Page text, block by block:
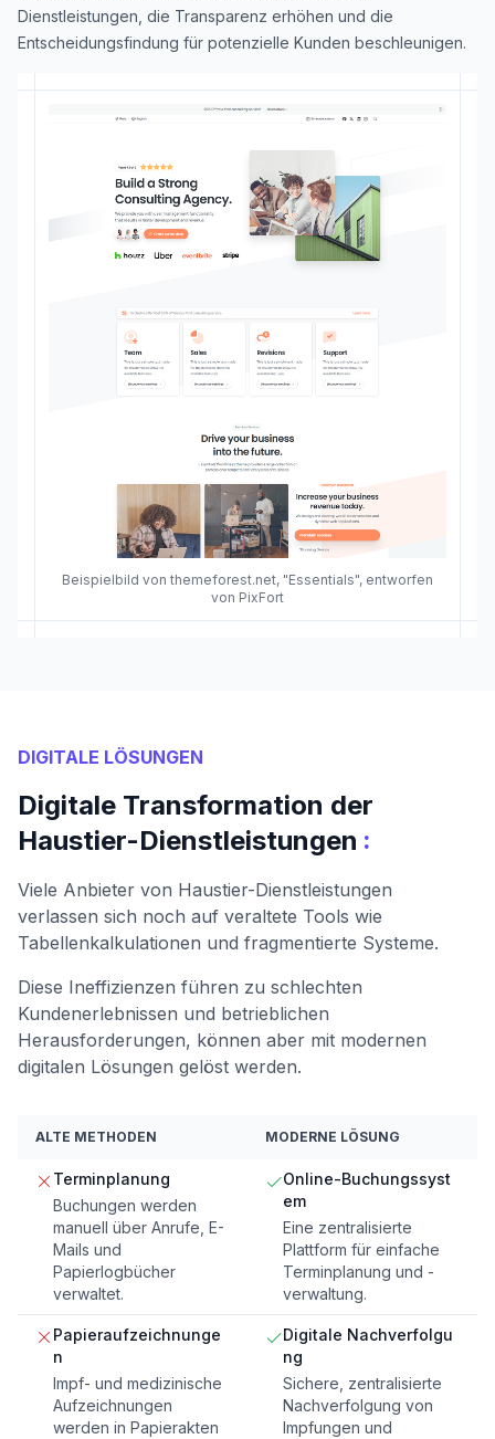
Beispielbild von themeforest.net, "Essentials", entworfen
von PixFort
Dienstleistungen, die Transparenz erhöhen und die
Entscheidungsfindung für potenzielle Kunden beschleunigen.
DIGITALE LÖSUNGEN
Digitale Transformation der
Haustier-Dienstleistungen :
Viele Anbieter von Haustier-Dienstleistungen
verlassen sich noch auf veraltete Tools wie
Tabellenkalkulationen und fragmentierte Systeme.
Diese Ineffizienzen führen zu schlechten
Kundenerlebnissen und betrieblichen
Herausforderungen, können aber mit modernen
digitalen Lösungen gelöst werden.
ALTE METHODEN MODERNE LÖSUNG
Terminplanung
Buchungen werden
manuell über Anrufe, E-
Mails und
Papierlogbücher
verwaltet.
Online-Buchungssyst
em
Eine zentralisierte
Plattform für einfache
Terminplanung und -
verwaltung.
Papieraufzeichnunge
n
Impf- und medizinische
Aufzeichnungen
werden in Papierakten
Digitale Nachverfolgu
ng
Sichere, zentralisierte
Nachverfolgung von
Impfungen und